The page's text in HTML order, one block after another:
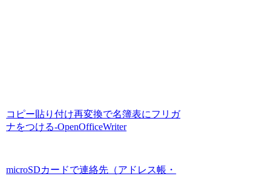
コピー貼り付け再変換で名簿表にフリガ
ナをつける-OpenOfficeWriter
microSDカードで連絡先（アドレス帳・